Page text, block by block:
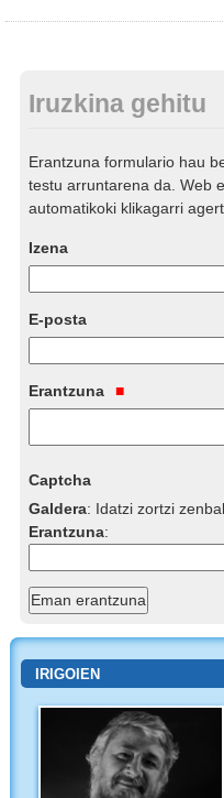
Iruzkina gehitu
Erantzuna formulario hau
testu arruntarena da. Web
automatikoki klikagarri
Izena
E-posta
Erantzuna
Captcha
Galdera: Idatzi zortzi
Erantzuna:
IRIGOIEN